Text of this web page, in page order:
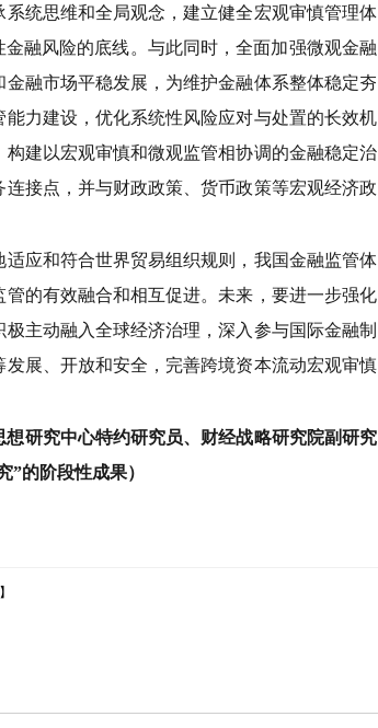
统思维和全局观念，建立健全宏观审慎管理体
融风险的底线。与此同时，全面加强微观金融
融市场平稳发展，为维护金融体系整体稳定夯
力建设，优化系统性风险应对与处置的长效机
建以宏观审慎和微观监管相协调的金融稳定治
接点，并与财政政策、货币政策等宏观经济政
应和符合世界贸易组织规则，我国金融监管体
的有效融合和相互促进。未来，要进一步强化
主动融入全球经济治理，深入参与国际金融制
展、开放和安全，完善跨境资本流动宏观审慎
研究中心特约研究员、财经战略研究院副研究
的阶段性成果）